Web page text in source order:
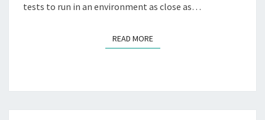
tests to run in an environment as close as…
READ MOREREAD MORE